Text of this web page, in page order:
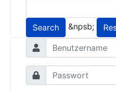
Search &npsb;